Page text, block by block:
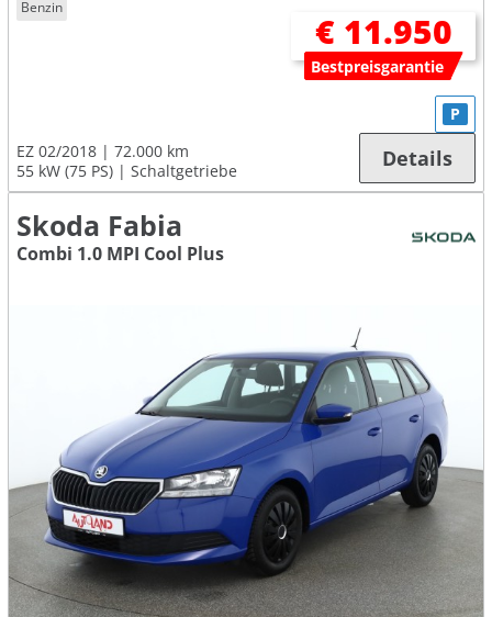
Benzin
€ 11.950
Bestpreisgarantie
EZ 02/2018
72.000 km
55 kW (75 PS)
Schaltgetriebe
P
Details
Skoda Fabia
Combi 1.0 MPI Cool Plus